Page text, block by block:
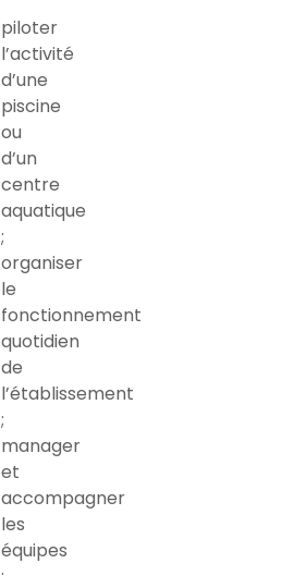
piloter
l’activité
d’une
piscine
ou
d’un
centre
aquatique
;
organiser
le
fonctionnement
quotidien
de
l’établissement
;
manager
et
accompagner
les
équipes